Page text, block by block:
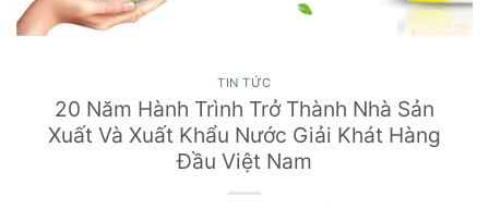
TIN TỨC
20 Năm Hành Trình Trở Thành Nhà Sản
Xuất Và Xuất Khẩu Nước Giải Khát Hàng
Đầu Việt Nam